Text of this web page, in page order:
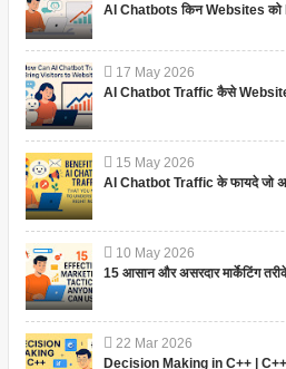
AI Chatbots किन Websites को
17 May 2026
AI Chatbot Traffic कैसे
15 May 2026
AI Chatbot Traffic के फायदे जो
10 May 2026
15 आसान और असरदार मार्केटिंग
22 Mar 2026
Decision Making in C++ | C++